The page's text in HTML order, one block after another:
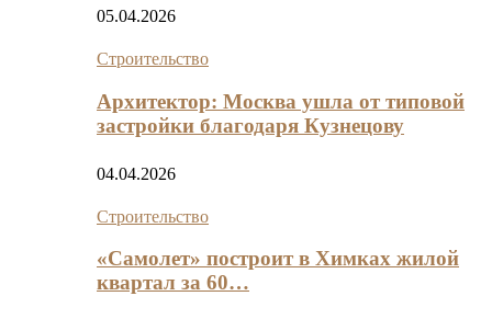
05.04.2026
Строительство
Архитектор: Москва ушла от типовой
застройки благодаря Кузнецову
04.04.2026
Строительство
«Самолет» построит в Химках жилой
квартал за 60…